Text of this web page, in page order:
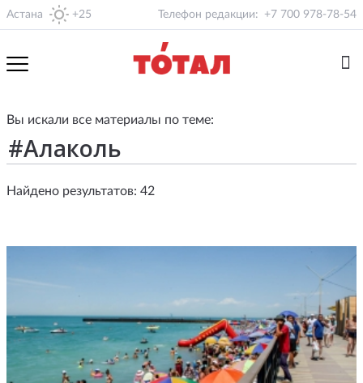
Астана +25 Телефон редакции: +7 700 978-78-54
Вы искали все материалы по теме:
Найдено результатов: 42